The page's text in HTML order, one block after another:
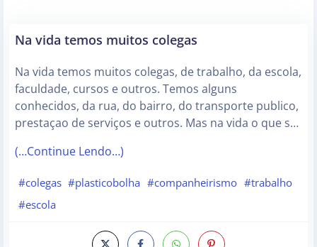
Na vida temos muitos colegas
Na vida temos muitos colegas, de trabalho, da escola,
faculdade, cursos e outros. Temos alguns
conhecidos, da rua, do bairro, do transporte publico,
prestaçao de serviços e outros. Mas na vida o que s…
(…Continue Lendo…)
#colegas #plasticobolha #companheirismo #trabalho
#escola